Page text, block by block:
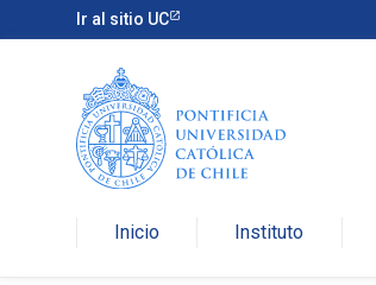
Ir al sitio UC
Inicio Instituto